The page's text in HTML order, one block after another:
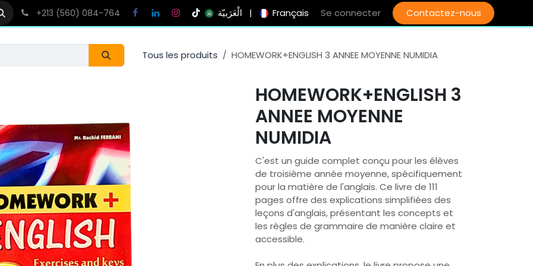
+213 (560) 084-764 الْعَرَبيّة | Français Se connecter Contactez-nous
Tous les produits HOMEWORK+ENGLISH 3 ANNEE MOYENNE NUMIDIA
HOMEWORK+ENGLISH 3
ANNEE MOYENNE
NUMIDIA
C'est un guide complet conçu pour les élèves
de troisième année moyenne, spécifiquement
pour la matière de l'anglais. Ce livre de 111
pages offre des explications simplifiées des
leçons d'anglais, présentant les concepts et
les règles de grammaire de manière claire et
accessible.